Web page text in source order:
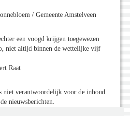
/ Gemeente Amstelveen
een voogd krijgen toegewezen
niet altijd binnen de wettelijke vijf
Raat
niet verantwoordelijk voor de inhoud
nieuwsberichten.